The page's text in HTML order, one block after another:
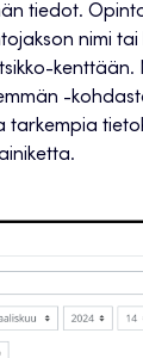
tiedot.
nimi tai
kenttään.
-
tarkempia